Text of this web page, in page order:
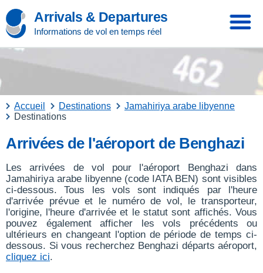
Arrivals & Departures
Informations de vol en temps réel
Accueil Destinations
Jamahiriya arabe libyenne
Destinations
Arrivées de l'aéroport de Benghazi
Les arrivées de vol pour l'aéroport Benghazi dans
Jamahiriya arabe libyenne (code IATA BEN) sont visibles
ci-dessous. Tous les vols sont indiqués par l'heure
d'arrivée prévue et le numéro de vol, le transporteur,
l'origine, l'heure d'arrivée et le statut sont affichés. Vous
pouvez également afficher les vols précédents ou
ultérieurs en changeant l'option de période de temps ci-
dessous. Si vous recherchez Benghazi départs aéroport,
cliquez ici.